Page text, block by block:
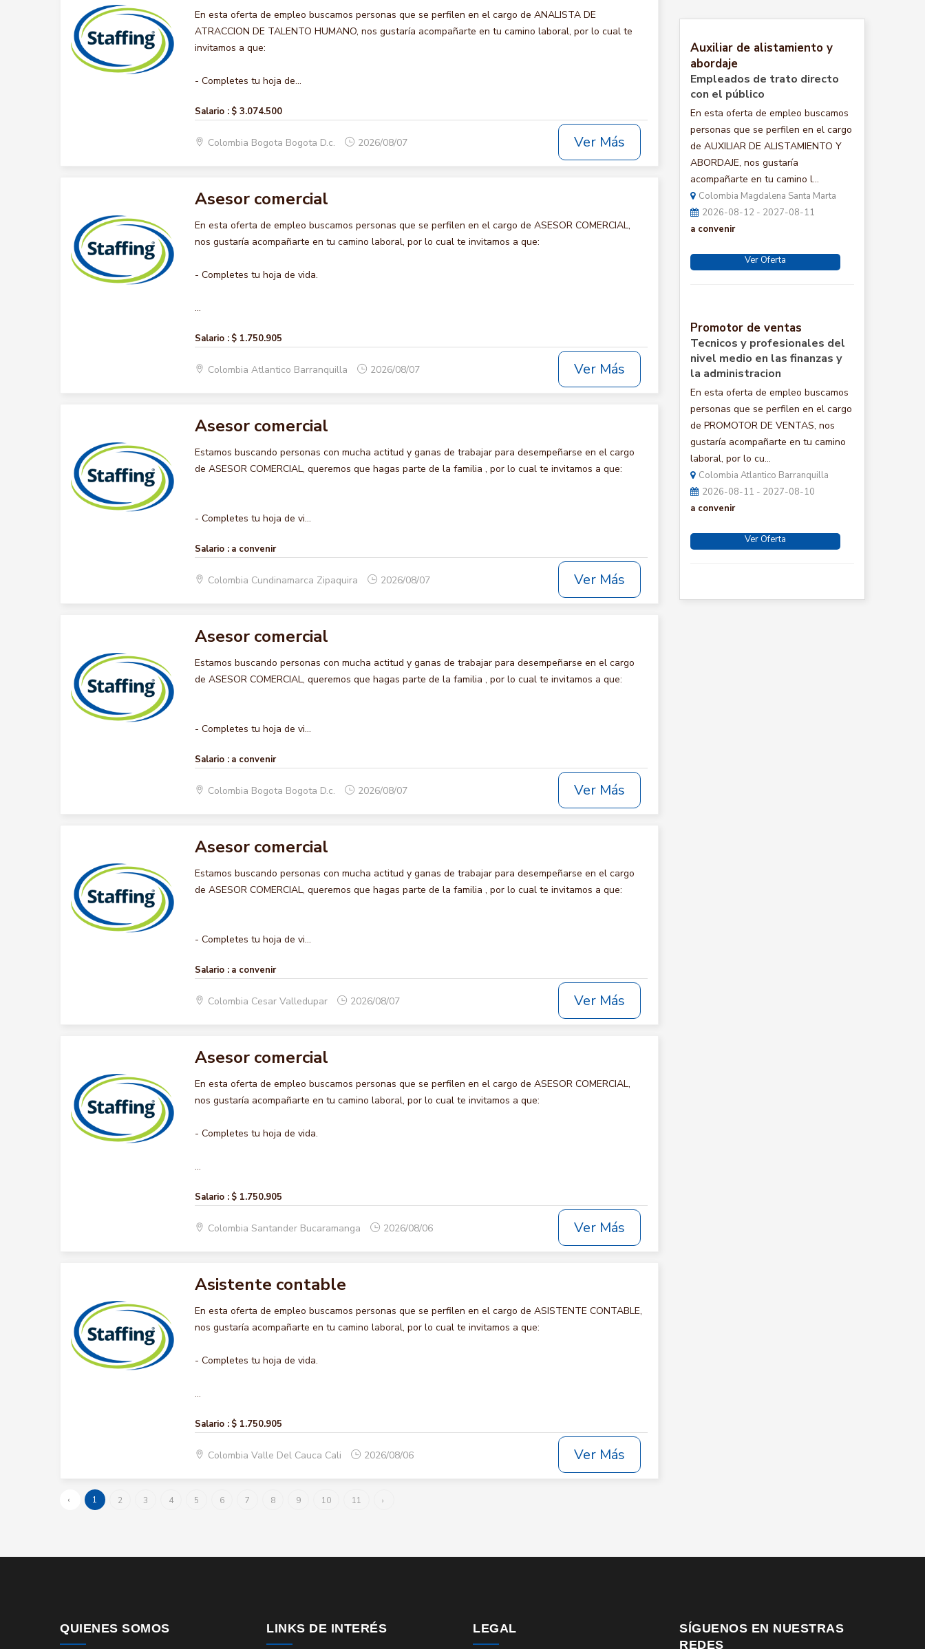
En esta oferta de empleo buscamos personas que se perfilen en el cargo de ANALISTA DE
ATRACCION DE TALENTO HUMANO, nos gustaría acompañarte en tu camino laboral, por lo cual te
invitamos a que:
- Completes tu hoja de...
Salario : $ 3.074.500
Colombia Bogota Bogota D.c. 2026/08/07 Ver Más
Asesor comercial
En esta oferta de empleo buscamos personas que se perfilen en el cargo de ASESOR COMERCIAL,
nos gustaría acompañarte en tu camino laboral, por lo cual te invitamos a que:
- Completes tu hoja de vida.
...
Salario : $ 1.750.905
Colombia Atlantico Barranquilla 2026/08/07 Ver Más
Asesor comercial
Estamos buscando personas con mucha actitud y ganas de trabajar para desempeñarse en el cargo
de ASESOR COMERCIAL, queremos que hagas parte de la familia , por lo cual te invitamos a que:
- Completes tu hoja de vi...
Salario : a convenir
Colombia Cundinamarca Zipaquira 2026/08/07 Ver Más
Asesor comercial
Estamos buscando personas con mucha actitud y ganas de trabajar para desempeñarse en el cargo
de ASESOR COMERCIAL, queremos que hagas parte de la familia , por lo cual te invitamos a que:
- Completes tu hoja de vi...
Salario : a convenir
Colombia Bogota Bogota D.c. 2026/08/07 Ver Más
Asesor comercial
Estamos buscando personas con mucha actitud y ganas de trabajar para desempeñarse en el cargo
de ASESOR COMERCIAL, queremos que hagas parte de la familia , por lo cual te invitamos a que:
- Completes tu hoja de vi...
Salario : a convenir
Colombia Cesar Valledupar 2026/08/07 Ver Más
Asesor comercial
En esta oferta de empleo buscamos personas que se perfilen en el cargo de ASESOR COMERCIAL,
nos gustaría acompañarte en tu camino laboral, por lo cual te invitamos a que:
- Completes tu hoja de vida.
...
Salario : $ 1.750.905
Colombia Santander Bucaramanga 2026/08/06 Ver Más
Asistente contable
En esta oferta de empleo buscamos personas que se perfilen en el cargo de ASISTENTE CONTABLE,
nos gustaría acompañarte en tu camino laboral, por lo cual te invitamos a que:
- Completes tu hoja de vida.
...
Salario : $ 1.750.905
Colombia Valle Del Cauca Cali 2026/08/06 Ver Más
‹ 1 2 3 4 5 6 7 8 9 10 11 ›
Auxiliar de alistamiento y
abordaje
Empleados de trato directo
con el público
En esta oferta de empleo buscamos
personas que se perfilen en el cargo
de AUXILIAR DE ALISTAMIENTO Y
ABORDAJE, nos gustaría
acompañarte en tu camino l...
Colombia Magdalena Santa Marta
2026-08-12 - 2027-08-11
a convenir
Ver Oferta
Promotor de ventas
Tecnicos y profesionales del
nivel medio en las finanzas y
la administracion
En esta oferta de empleo buscamos
personas que se perfilen en el cargo
de PROMOTOR DE VENTAS, nos
gustaría acompañarte en tu camino
laboral, por lo cu...
Colombia Atlantico Barranquilla
2026-08-11 - 2027-08-10
a convenir
Ver Oferta
QUIENES SOMOS LINKS DE INTERÉS LEGAL
SÍGUENOS EN NUESTRAS
REDES